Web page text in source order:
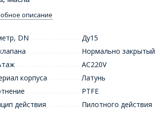
описание
DN
Ду15
Нормально закрытый
AC220V
корпуса
Латунь
PTFE
действия
Пилотного действия